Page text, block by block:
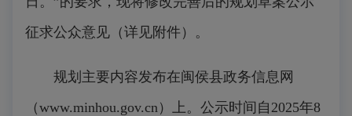
征求公众意见（详见附件）。
规划主要内容发布在闽侯县政务信息网
（www.minhou.gov.cn）上。公示时间自2025年8